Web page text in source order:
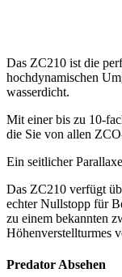
Das ZC210 ist die
hochdynamischen
wasserdicht.
Mit einer bis zu 10-
die Sie von allen
Ein seitlicher
Das ZC210 verfügt
echter Nullstopp für
zu einem bekannten
Höhenverstellturmes
Predator Absehen